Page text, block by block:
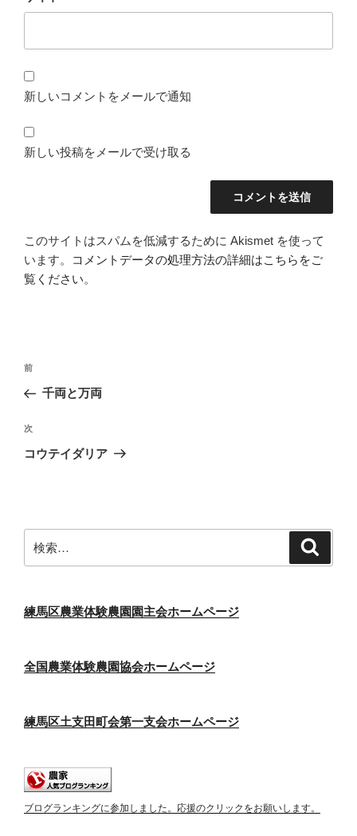
新しいコメントをメールで通知
新しい投稿をメールで受け取る
このサイトはスパムを低減するために Akismet を使って
います。
コメントデータの処理方法の詳細はこちらをご
覧ください。
投
ナ
ビ
ゲ
ン
前
の
稿
前
千両と万両
次
の
次
コウテイダリア
索:
練馬区農業体験農園園主会ホームページ
全国農業体験農園協会ホームページ
練馬区土支田町会第一支会ホームページ
ブログランキングに参加しました。応援のクリックをお願いします。